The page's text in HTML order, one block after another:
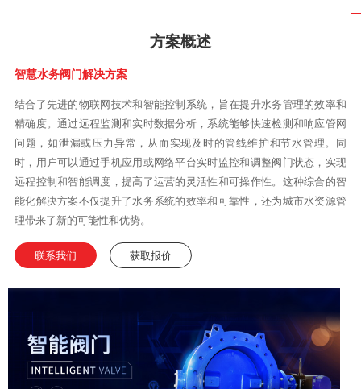
方案概述
智慧水务阀门解决方案
结合了先进的物联网技术和智能控制系统，旨在提升水务管理的效率和
精确度。通过远程监测和实时数据分析，系统能够快速检测和响应管网
问题，如泄漏或压力异常，从而实现及时的管线维护和节水管理。同
时，用户可以通过手机应用或网络平台实时监控和调整阀门状态，实现
远程控制和智能调度，提高了运营的灵活性和可操作性。这种综合的智
能化解决方案不仅提升了水务系统的效率和可靠性，还为城市水资源管
理带来了新的可能性和优势。
联系我们 获取报价